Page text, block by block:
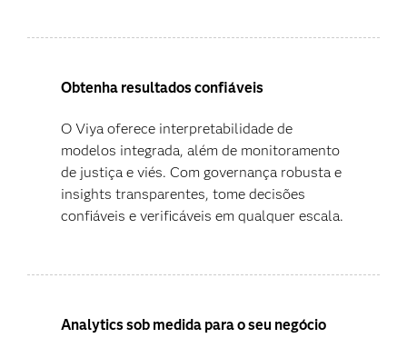
Obtenha resultados confiáveis
O Viya oferece interpretabilidade de
modelos integrada, além de monitoramento
de justiça e viés. Com governança robusta e
insights transparentes, tome decisões
confiáveis e verificáveis em qualquer escala.
Analytics sob medida para o seu negócio